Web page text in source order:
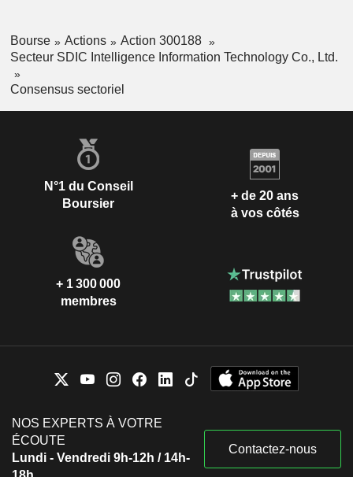
Bourse Actions
Action 300188
Secteur SDIC Intelligence Information Technology Co., Ltd.
Consensus sectoriel
N°1 du Conseil
Boursier
+ de 20 ans
à vos côtés
+ 1 300 000
membres
NOS EXPERTS À VOTRE
ÉCOUTE
Lundi - Vendredi 9h-12h / 14h-
Contactez-nous